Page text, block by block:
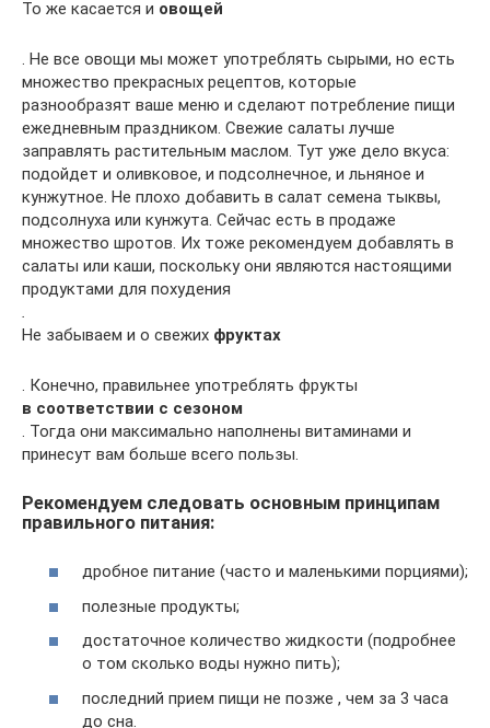
То же касается и овощей
. Не все овощи мы может употреблять сырыми, но есть
множество прекрасных рецептов, которые
разнообразят ваше меню и сделают потребление пищи
ежедневным праздником. Свежие салаты лучше
заправлять растительным маслом. Тут уже дело вкуса:
подойдет и оливковое, и подсолнечное, и льняное и
кунжутное. Не плохо добавить в салат семена тыквы,
подсолнуха или кунжута. Сейчас есть в продаже
множество шротов. Их тоже рекомендуем добавлять в
салаты или каши, поскольку они являются настоящими
продуктами для похудения
Не забываем и о свежих фруктах
. Конечно, правильнее употреблять фрукты
в соответствии с сезоном
. Тогда они максимально наполнены витаминами и
принесут вам больше всего пользы.
Рекомендуем следовать основным принципам
правильного питания:
дробное питание (часто и маленькими порциями);
полезные продукты;
достаточное количество жидкости (подробнее
о том сколько воды нужно пить);
последний прием пищи не позже , чем за 3 часа
до сна.